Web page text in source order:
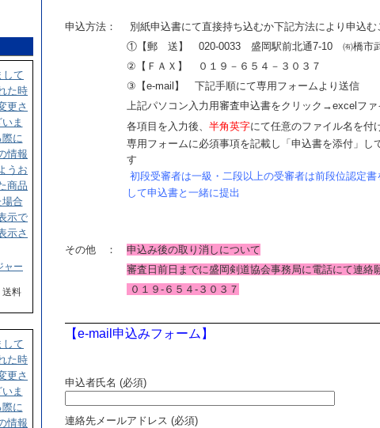
申込方法：
別紙申込書にて直接持ち込むか下記方法により申込む
①【郵 送】 020-0033 盛岡駅前北通7-10 ㈲橋市武
②【ＦＡＸ】 ０１９－６５４－３０３７
③【e-mail】 下記手順にて専用フォームより送信
上記パソコン入力用審査申込書をクリック→excelフ
各項目を入力後、 半角英字にて任意のファイル名を付
専用フォームに必須事項を記載し「申込書を添付」し
す
初段受審者は一級・二段以上の受審者は前段位認定
して申込書と一緒に提出
その他 ：
申込み後の取り消しについて
審査日前日までに盛岡剣道協会事務局に電話にて連絡
０１９-６５４-３０３７
【e-mail申込みフォーム】
申込者氏名 (必須)
連絡先メールアドレス (必須)
ャー
送料